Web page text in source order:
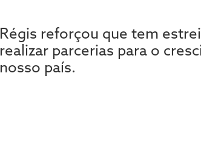
Régis reforçou que tem
realizar parcerias para o
nosso país.